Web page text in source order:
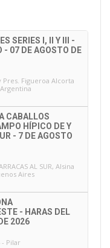
SERIES I, II Y III -
- 07 DE AGOSTO DE
Pres. Figueroa Alcorta
CABALLOS
HÍPICO DE Y
- 7 DE AGOSTO
AL SUR, Alsina
Aires
- HARAS DEL
2026
- Pilar